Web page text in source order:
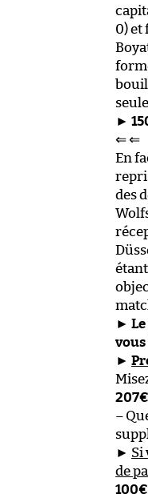
0) et
►
⇐ ⇐
En
des
►
vous
►
207€
–
► Si
de
100€